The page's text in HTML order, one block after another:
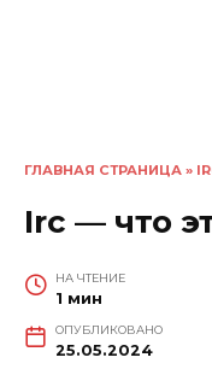
ГЛАВНАЯ СТРАНИЦА »
Irc — что
НА ЧТЕНИЕ
1 мин
ОПУБЛИКОВАНО
25.05.2024